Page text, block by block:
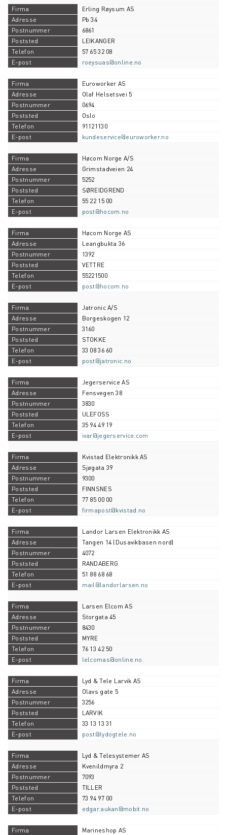
Erling Røysum AS
Pb 34
6861
LEIKANGER
57 65 32 08
roeysuas@online.no
Euroworker AS
Olaf Helsetsvei 5
0694
Oslo
91121130
kundeservice@euroworker.no
Høcom Norge A/S
Grimstadveien 24
5252
SØREIDGREND
55 22 15 00
post@hocom.no
Høcom Norge AS
Leangbukta 36
1392
VETTRE
55221500
post@hocom.no
Jatronic A/S
Borgeskogen 12
3160
STOKKE
33 08 36 60
post@jatronic.no
Jegerservice AS
Fensvegen 38
3830
ULEFOSS
35 94 49 19
ivar@jegerservice.com
Kvistad Elektronikk AS
Sjøgata 39
9300
FINNSNES
77 85 00 00
firmapost@kvistad.no
Landor Larsen Elektronikk AS
Tangen 14 (Dusavikbasen nord)
4072
RANDABERG
51 88 68 68
mail@landorlarsen.no
Larsen Elcom AS
Storgata 45
8430
MYRE
76 13 42 50
lelcomas@online.no
Lyd & Tele Larvik AS
Olavs gate 5
3256
LARVIK
33 13 13 31
post@lydogtele.no
Lyd & Telesystemer AS
Kvenildmyra 2
7093
TILLER
73 94 97 00
edgar.aukan@mobit.no
Marineshop AS